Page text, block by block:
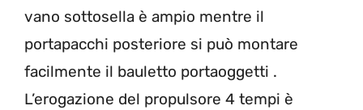
vano sottosella è ampio mentre il
portapacchi posteriore si può montare
facilmente il bauletto portaoggetti .
L’erogazione del propulsore 4 tempi è